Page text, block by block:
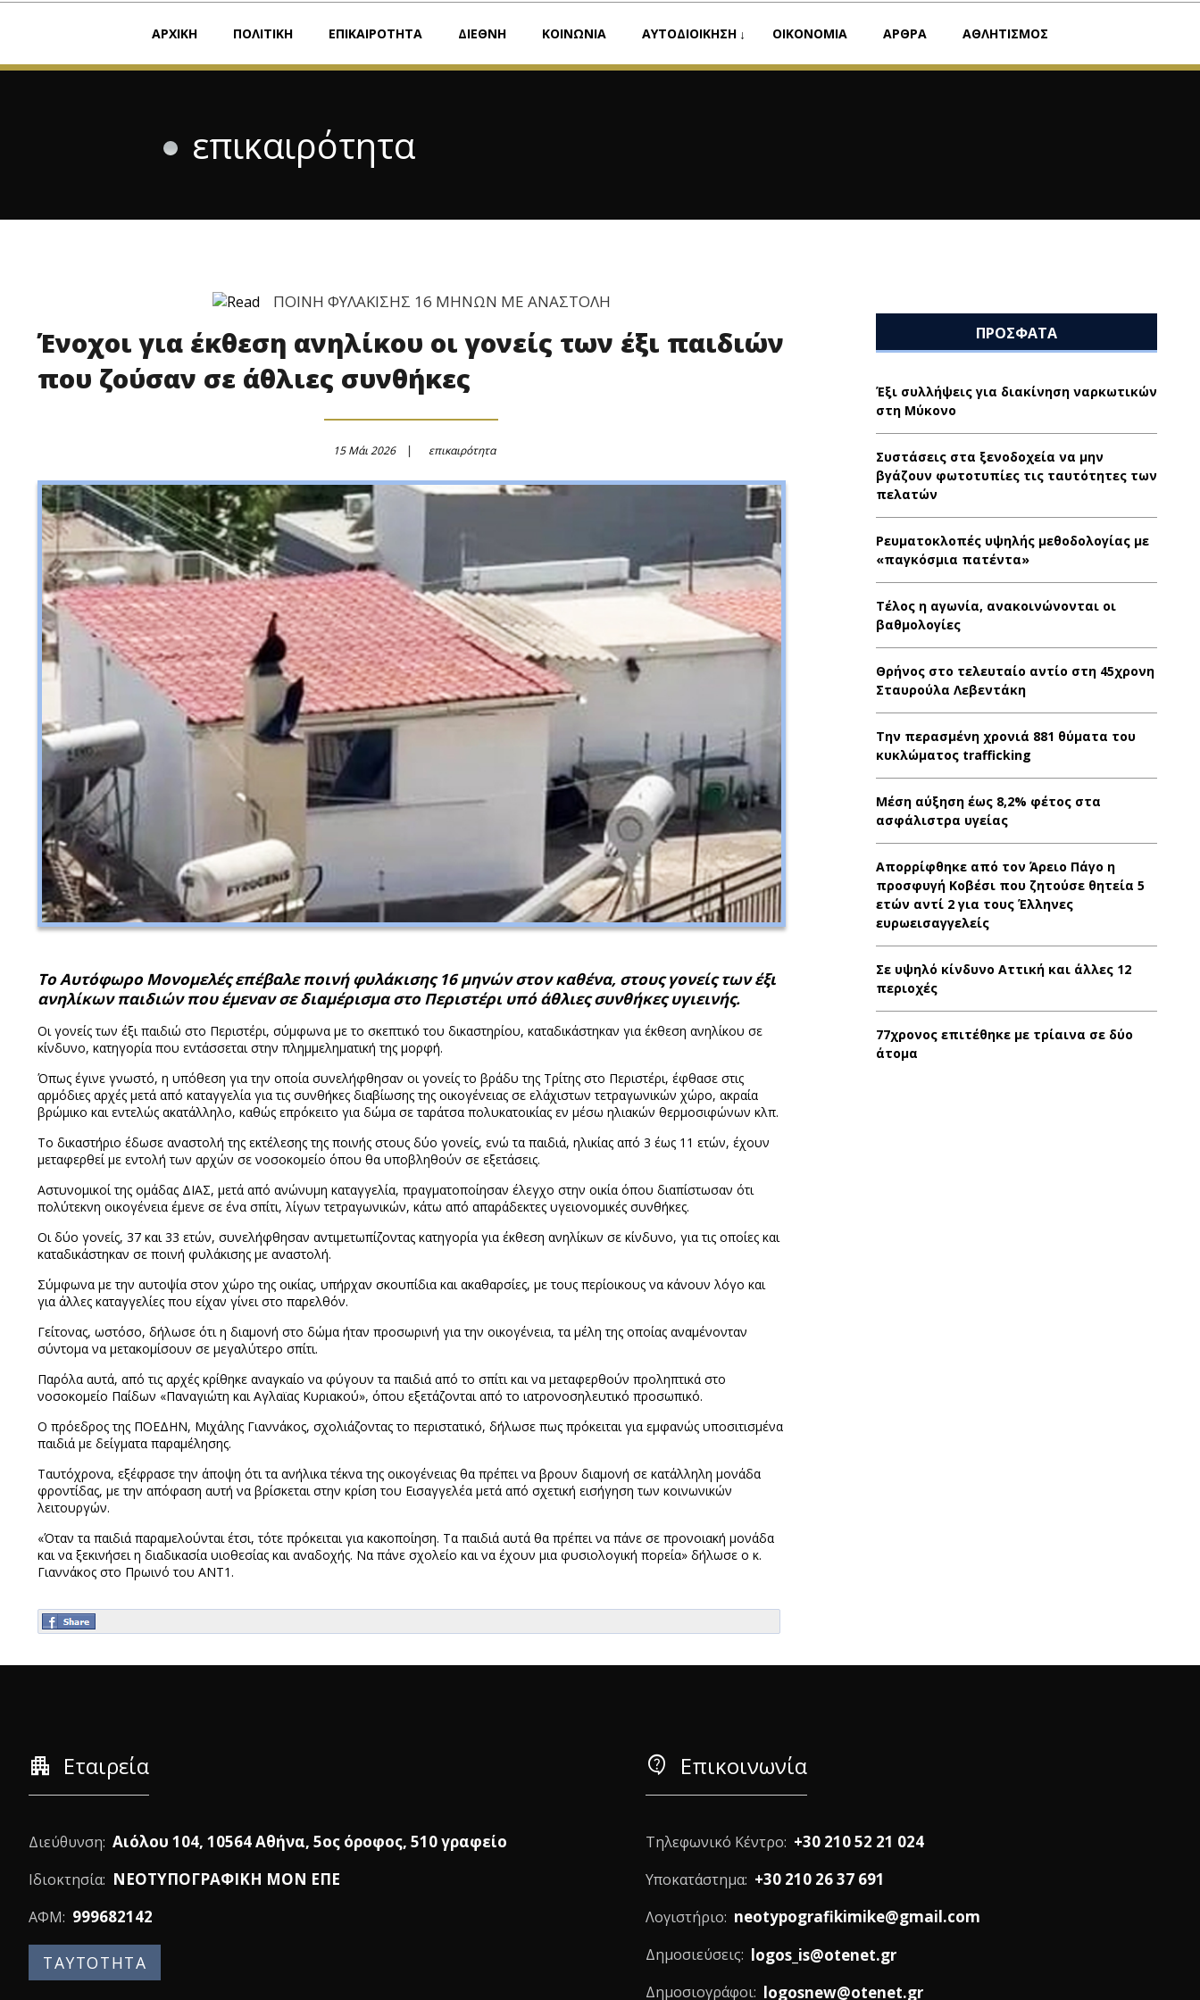
ΑΡΧΙΚΗ ΠΟΛΙΤΙΚΗ ΕΠΙΚΑΙΡΟΤΗΤΑ ΔΙΕΘΝΗ ΚΟΙΝΩΝΙΑ ΑΥΤΟΔΙΟΙΚΗΣΗ ΟΙΚΟΝΟΜΙΑ ΑΡΘΡΑ ΑΘΛΗΤΙΣΜΟΣ
επικαιρότητα
ΠΟΙΝΗ ΦΥΛΑΚΙΣΗΣ 16 ΜΗΝΩΝ ΜΕ ΑΝΑΣΤΟΛΗ
Ένοχοι για έκθεση ανηλίκου οι γονείς των έξι παιδιών
που ζούσαν σε άθλιες συνθήκες
15 Μάι 2026 επικαιρότητα
Το Αυτόφωρο Μονομελές επέβαλε ποινή φυλάκισης 16 μηνών στον καθένα, στους γονείς των έξι
ανηλίκων παιδιών που έμεναν σε διαμέρισμα στο Περιστέρι υπό άθλιες συνθήκες υγιεινής.
Οι γονείς των έξι παιδιώ στο Περιστέρι, σύμφωνα με το σκεπτικό του δικαστηρίου, καταδικάστηκαν για έκθεση ανηλίκου σε
κίνδυνο, κατηγορία που εντάσσεται στην πλημμεληματική της μορφή.
Όπως έγινε γνωστό, η υπόθεση για την οποία συνελήφθησαν οι γονείς το βράδυ της Τρίτης στο Περιστέρι, έφθασε στις
αρμόδιες αρχές μετά από καταγγελία για τις συνθήκες διαβίωσης της οικογένειας σε ελάχιστων τετραγωνικών χώρο, ακραία
βρώμικο και εντελώς ακατάλληλο, καθώς επρόκειτο για δώμα σε ταράτσα πολυκατοικίας εν μέσω ηλιακών θερμοσιφώνων κλπ.
Το δικαστήριο έδωσε αναστολή της εκτέλεσης της ποινής στους δύο γονείς, ενώ τα παιδιά, ηλικίας από 3 έως 11 ετών, έχουν
μεταφερθεί με εντολή των αρχών σε νοσοκομείο όπου θα υποβληθούν σε εξετάσεις.
Αστυνομικοί της ομάδας ΔΙΑΣ, μετά από ανώνυμη καταγγελία, πραγματοποίησαν έλεγχο στην οικία όπου διαπίστωσαν ότι
πολύτεκνη οικογένεια έμενε σε ένα σπίτι, λίγων τετραγωνικών, κάτω από απαράδεκτες υγειονομικές συνθήκες.
Οι δύο γονείς, 37 και 33 ετών, συνελήφθησαν αντιμετωπίζοντας κατηγορία για έκθεση ανηλίκων σε κίνδυνο, για τις οποίες και
καταδικάστηκαν σε ποινή φυλάκισης με αναστολή.
Σύμφωνα με την αυτοψία στον χώρο της οικίας, υπήρχαν σκουπίδια και ακαθαρσίες, με τους περίοικους να κάνουν λόγο και
για άλλες καταγγελίες που είχαν γίνει στο παρελθόν.
Γείτονας, ωστόσο, δήλωσε ότι η διαμονή στο δώμα ήταν προσωρινή για την οικογένεια, τα μέλη της οποίας αναμένονταν
σύντομα να μετακομίσουν σε μεγαλύτερο σπίτι.
Παρόλα αυτά, από τις αρχές κρίθηκε αναγκαίο να φύγουν τα παιδιά από το σπίτι και να μεταφερθούν προληπτικά στο
νοσοκομείο Παίδων «Παναγιώτη και Αγλαϊας Κυριακού», όπου εξετάζονται από το ιατρονοσηλευτικό προσωπικό.
Ο πρόεδρος της ΠΟΕΔΗΝ, Μιχάλης Γιαννάκος, σχολιάζοντας το περιστατικό, δήλωσε πως πρόκειται για εμφανώς υποσιτισμένα
παιδιά με δείγματα παραμέλησης.
Ταυτόχρονα, εξέφρασε την άποψη ότι τα ανήλικα τέκνα της οικογένειας θα πρέπει να βρουν διαμονή σε κατάλληλη μονάδα
φροντίδας, με την απόφαση αυτή να βρίσκεται στην κρίση του Εισαγγελέα μετά από σχετική εισήγηση των κοινωνικών
λειτουργών.
«Όταν τα παιδιά παραμελούνται έτσι, τότε πρόκειται για κακοποίηση. Τα παιδιά αυτά θα πρέπει να πάνε σε προνοιακή μονάδα
και να ξεκινήσει η διαδικασία υιοθεσίας και αναδοχής. Να πάνε σχολείο και να έχουν μια φυσιολογική πορεία» δήλωσε ο κ.
Γιαννάκος στο Πρωινό του ΑΝΤ1.
ΠΡΟΣΦΑΤΑ
Έξι συλλήψεις για διακίνηση ναρκωτικών
στη Μύκονο
Συστάσεις στα ξενοδοχεία να μην
βγάζουν φωτοτυπίες τις ταυτότητες των
πελατών
Ρευματοκλοπές υψηλής μεθοδολογίας με
«παγκόσμια πατέντα»
Τέλος η αγωνία, ανακοινώνονται οι
βαθμολογίες
Θρήνος στο τελευταίο αντίο στη 45χρονη
Σταυρούλα Λεβεντάκη
Την περασμένη χρονιά 881 θύματα του
κυκλώματος trafficking
Μέση αύξηση έως 8,2% φέτος στα
ασφάλιστρα υγείας
Απορρίφθηκε από τον Άρειο Πάγο η
προσφυγή Κοβέσι που ζητούσε θητεία 5
ετών αντί 2 για τους Έλληνες
ευρωεισαγγελείς
Σε υψηλό κίνδυνο Αττική και άλλες 12
περιοχές
77χρονος επιτέθηκε με τρίαινα σε δύο
άτομα
apartment Εταιρεία
Διεύθυνση: Αιόλου 104, 10564 Αθήνα, 5ος όροφος, 510 γραφείο
Ιδιοκτησία: ΝΕΟΤΥΠΟΓΡΑΦΙΚΗ ΜΟΝ ΕΠΕ
ΑΦΜ: 999682142
ΤΑΥΤΟΤΗΤΑ
contact_support Επικοινωνία
Τηλεφωνικό Κέντρο: +30 210 52 21 024
Υποκατάστημα: +30 210 26 37 691
Λογιστήριο: neotypografikimike@gmail.com
Δημοσιεύσεις: logos_is@otenet.gr
Δημοσιογράφοι: logosnew@otenet.gr